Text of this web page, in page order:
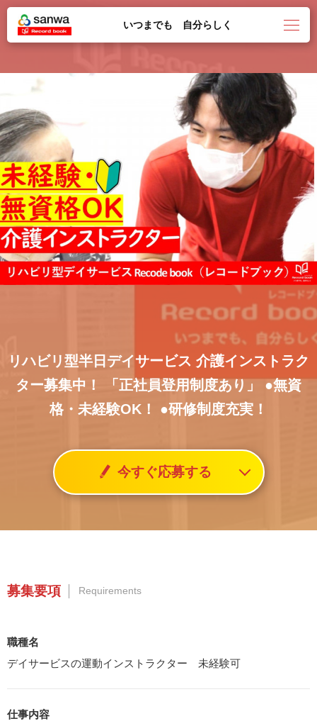
いつまでも 自分らしく
リハビリ型半日デイサービス 介護インストラク
ター募集中！
「正社員登用制度あり」
●無資
格・未経験OK！
●研修制度充実！
今すぐ応募する
募集要項 Requirements
職種名
デイサービスの運動インストラクター 未経験可
仕事内容